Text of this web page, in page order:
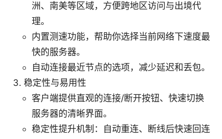
洲、南美等区域，方便跨地区访问与出境代
理。
内置测速功能，帮助你选择当前网络下速度最
快的服务器。
自动连接最近节点的选项，减少延迟和丢包。
稳定性与易用性
客户端提供直观的连接/断开按钮、快速切换
服务器的清晰界面。
稳定性提升机制：自动重连、断线后快速回连